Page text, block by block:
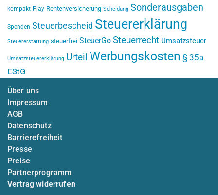
kompakt Play Rentenversicherung Scheidung Sonderausgaben
Spenden Steuerbescheid Steuererklärung
Steuererstattung steuerfrei SteuerGo Steuerrecht Umsatzsteuer
Umsatzsteuererklärung Urteil Werbungskosten § 35a
EStG
Über uns
Impressum
AGB
Datenschutz
Barrierefreiheit
Presse
Preise
Partnerprogramm
Vertrag widerrufen